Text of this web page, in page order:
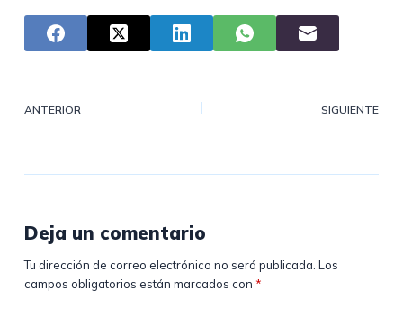
ANTERIOR SIGUIENTE
Deja un comentario
Tu dirección de correo electrónico no será publicada. Los
campos obligatorios están marcados con *